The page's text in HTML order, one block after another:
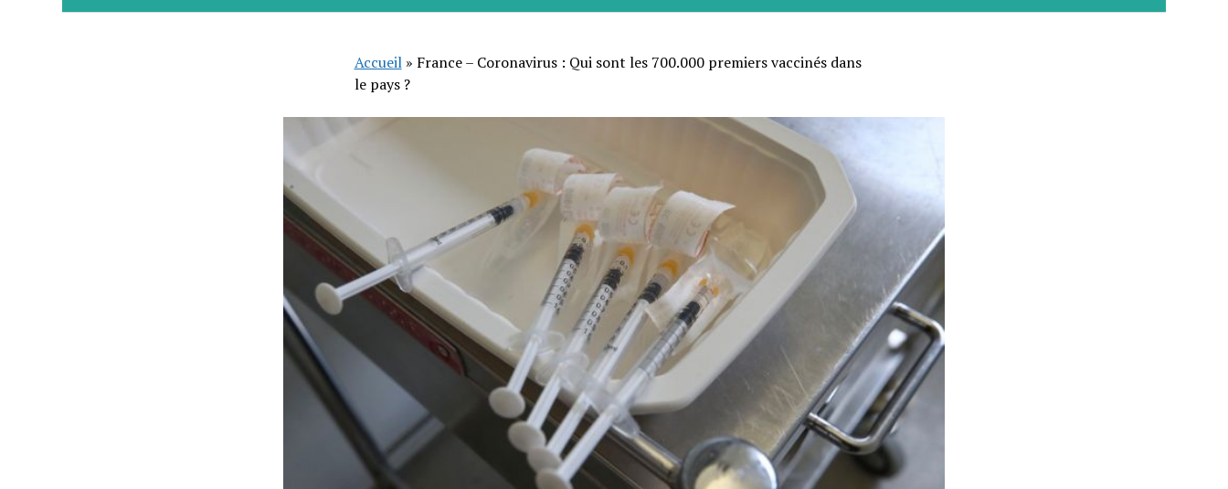
Accueil» France – Coronavirus : Qui sont les 700.000 premiers vaccinés dans
le pays ?